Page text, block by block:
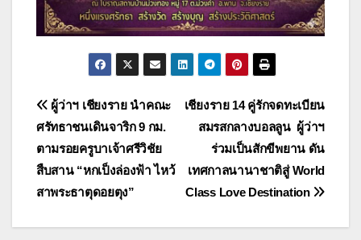
แนะแนว
เรื่อง
เชียงราย 14 คู่รักจดทะเบียน
สมรสกลางบอลลูน ผู้ว่าฯ
ร่วมเป็นสักขีพยาน ดัน
เทศกาลนานาชาติสู่ World
Class Love Destination
ผู้ว่าฯ เชียงราย นำคณะ
ศรัทธาชนเดินจาริก 9 กม.
ตามรอยครูบาเจ้าศรีวิชัย
สืบสาน “หกเป็งล่องฟ้า ไหว้
สาพระธาตุดอยตุง”